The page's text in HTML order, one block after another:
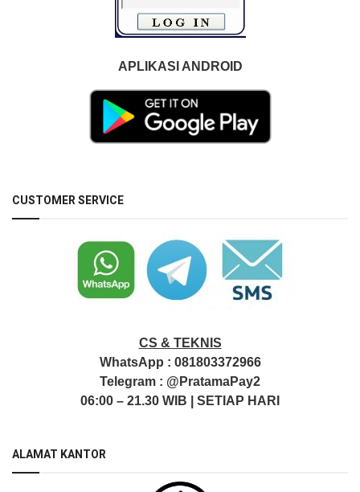
APLIKASI ANDROID
CUSTOMER SERVICE
CS & TEKNIS
WhatsApp : 081803372966
Telegram : @PratamaPay2
06:00 – 21.30 WIB | SETIAP HARI
ALAMAT KANTOR